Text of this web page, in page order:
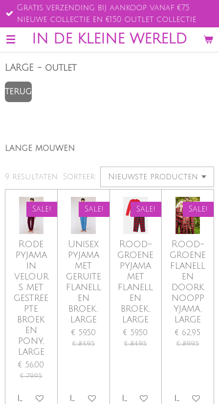
Ga
direct
naar
de
IN DE KLEINE WERELD
Gratis verzending bij aankoop vanaf €75
nieuwe collectie en €150 outlet collectie
LARGE - outlet
TERUG
LANGE MOUWEN
9 resultaten Sorteer:
Sale!
Rode
pyjama
in
velour
s met
gestree
pte
broek
en
pony,
large
€ 56,00
€ 79,95
IN WINKELWAGEN
Sale!
Unisex
pyjama
met
geruite
flanell
en
broek,
large
€ 59,50
€ 84,95
IN WINKELWAGEN
Sale!
Rood-
groene
pyjama
met
flanell
en
broek,
large
€ 59,50
€ 84,95
IN WINKELWAGEN
Sale!
Rood-
groene
flanell
en
doork
noopp
yjama,
large
€ 62,95
€ 89,95
IN